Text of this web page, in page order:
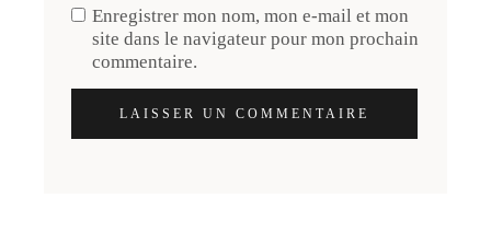
Enregistrer mon nom, mon e-mail et mon
site dans le navigateur pour mon prochain
commentaire.
LAISSER UN COMMENTAIRE